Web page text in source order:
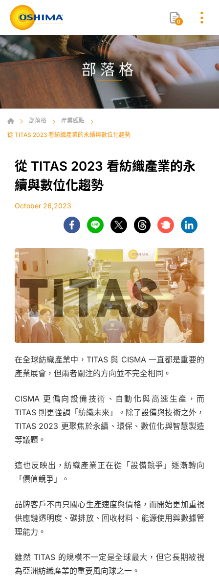
0
部落格
部落格
產業觀點
從 TITAS 2023 看紡織產業的永續與數位化趨勢
從 TITAS 2023 看紡織產業的永
續與數位化趨勢
October 26,2023
在全球紡織產業中，TITAS 與 CISMA 一直都是重要的
產業展會，但兩者關注的方向並不完全相同。
CISMA 更偏向設備技術、自動化與高速生產，而
TITAS 則更強調「紡織未來」。除了設備與技術之外，
TITAS 2023 更聚焦於永續、環保、數位化與智慧製造
等議題。
這也反映出，紡織產業正在從「設備競爭」逐漸轉向
「價值競爭」。
品牌客戶不再只關心生產速度與價格，而開始更加重視
供應鏈透明度、碳排放、回收材料、能源使用與數據管
理能力。
雖然 TITAS 的規模不一定是全球最大，但它長期被視
為亞洲紡織產業的重要風向球之一。